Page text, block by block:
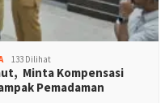
133 Dilihat
Minta Kompensasi
Pemadaman